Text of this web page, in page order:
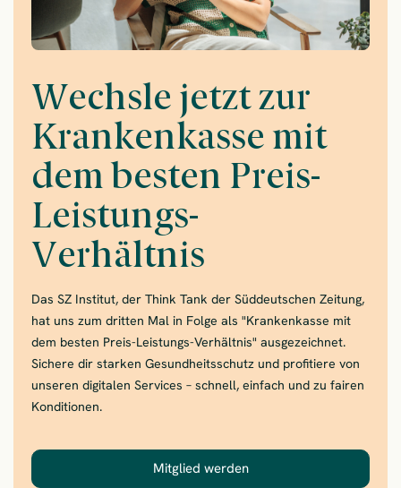
Wechsle jetzt zur
Krankenkasse mit
dem besten Preis-
Leistungs-
Verhältnis
Das SZ Institut, der Think Tank der Süddeutschen Zeitung,
hat uns zum dritten Mal in Folge als "Krankenkasse mit
dem besten Preis-Leistungs-Verhältnis" ausgezeichnet.
Sichere dir starken Gesundheitsschutz und profitiere von
unseren digitalen Services – schnell, einfach und zu fairen
Konditionen.
Mitglied werden– Wechsle jetzt zur